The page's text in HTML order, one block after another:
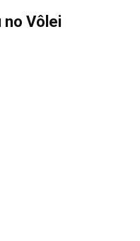
no Vôlei